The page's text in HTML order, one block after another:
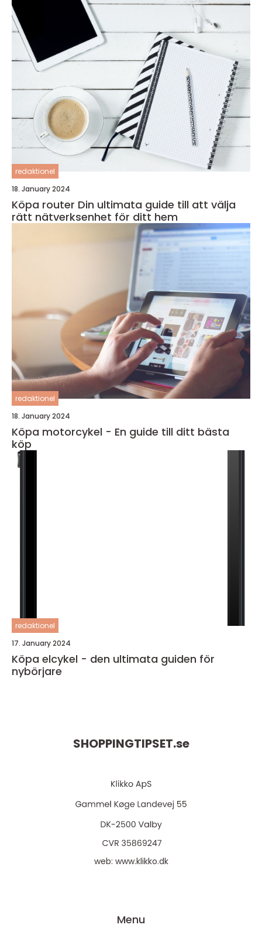
redaktionel
18. January 2024
Köpa router Din ultimata guide till att välja
rätt nätverksenhet för ditt hem
redaktionel
18. January 2024
Köpa motorcykel - En guide till ditt bästa
köp
redaktionel
17. January 2024
Köpa elcykel - den ultimata guiden för
nybörjare
SHOPPINGTIPSET.se
web: www.klikko.dk
Menu